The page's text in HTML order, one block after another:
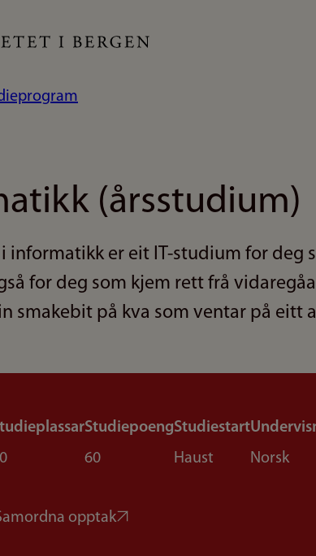
(årsstudium)
informatikk er eit IT-studium for deg
for deg som kjem rett frå
smakebit på kva som ventar på eitt
Studiepoeng
60
Studiestart
Haust
Norsk
opptak